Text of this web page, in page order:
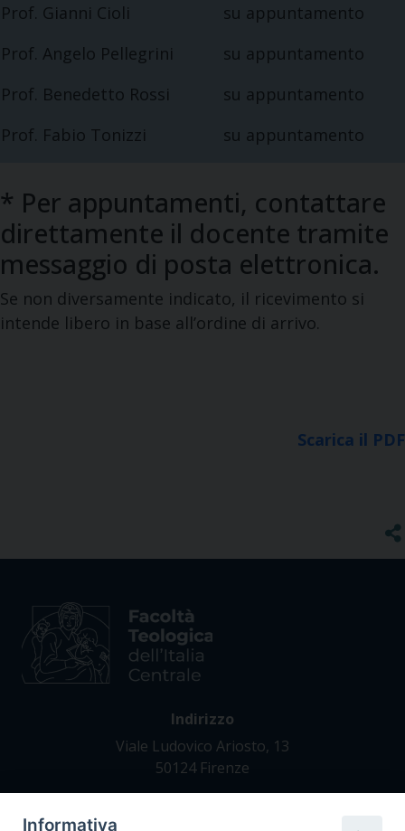
Prof. Gianni Cioli
su appuntamento
Prof. Angelo Pellegrini
su appuntamento
Prof. Benedetto Rossi
su appuntamento
Prof. Fabio Tonizzi
su appuntamento
* Per appuntamenti, contattare
direttamente il docente tramite
messaggio di posta elettronica.
Se non diversamente indicato, il ricevimento si
intende libero in base all’ordine di arrivo.
Scarica il PDF
Indirizzo
Viale Ludovico Ariosto, 13
50124 Firenze
Informativa